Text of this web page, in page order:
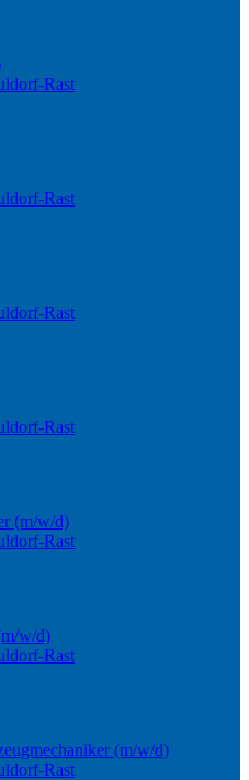
Rast
Rast
Rast
Rast
(m/w/d)
Rast
w/d)
Rast
(m/w/d)
Rast